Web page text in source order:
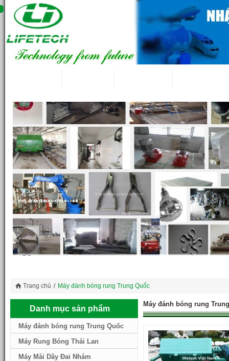
Trang chủ / Máy đánh bóng rung Trung Quốc
Máy đánh bóng rung
Danh mục sản phẩm
Máy đánh bóng rung Trung Quốc
Máy Rung Bóng Thái Lan
Máy Mài Dây Đai Nhám